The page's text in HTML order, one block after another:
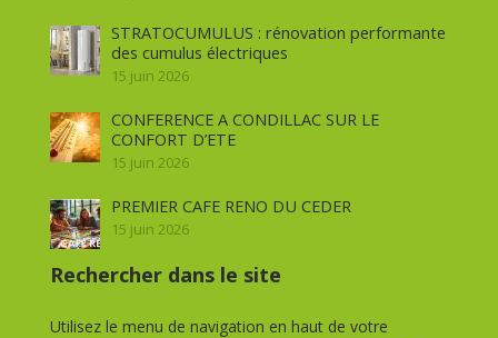
STRATOCUMULUS : rénovation performante
des cumulus électriques
15 juin 2026
CONFERENCE A CONDILLAC SUR LE
CONFORT D’ETE
15 juin 2026
PREMIER CAFE RENO DU CEDER
15 juin 2026
Rechercher dans le site
Utilisez le menu de navigation en haut de votre